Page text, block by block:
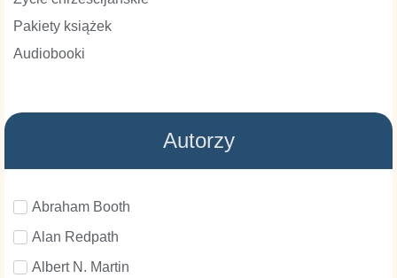
Pakiety książek
Audiobooki
Autorzy
Abraham Booth
Alan Redpath
Albert N. Martin